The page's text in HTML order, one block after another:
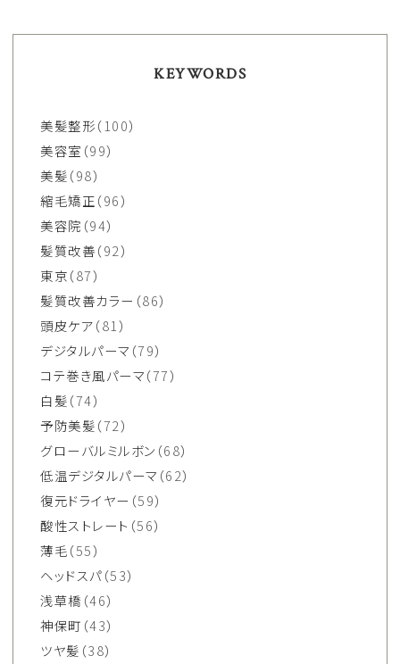
KEYWORDS
美髪整形（100）
美容室 （99）
美髪（98）
縮毛矯正（96）
美容院 （94）
髪質改善（92）
東京（87）
髪質改善カラー （86）
頭皮ケア（81）
デジタルパーマ （79）
コテ巻き風パーマ（77）
白髪（74）
予防美髪（72）
グローバルミルボン （68）
低温デジタルパーマ （62）
復元ドライヤー （59）
酸性ストレート （56）
薄毛（55）
ヘッドスパ（53）
浅草橋 （46）
神保町 （43）
ツヤ髪 （38）